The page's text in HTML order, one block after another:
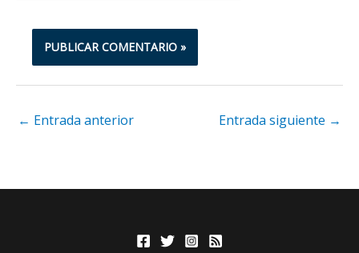
← Entrada anterior Entrada siguiente →